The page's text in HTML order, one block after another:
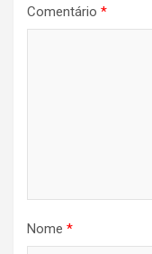
Comentário *
Nome *